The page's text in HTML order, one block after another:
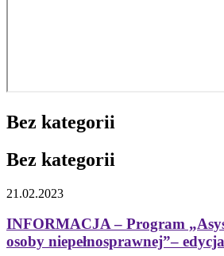
Bez kategorii
Bez kategorii
21.02.2023
INFORMACJA – Program
osoby niepełnosprawnej”–